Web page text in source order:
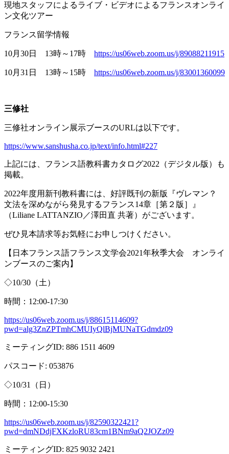
現地スタッフによるライブ・ビデオによるフランスオンライ
ン文化ツアー
フランス留学情報
10月 30日 13時～ 17時 https://us06web.zoom.us/j/89088211915
10月 31 日 13時～ 15時 https://us06web.zoom.us/j/83001360099
三修社
三修社オンライン展示ブースのURLは以下です。
https://www.sanshusha.co.jp/text/info.html#227
上記には、フランス語教科書カタログ2022 （デジタル版）も
掲載。
2022年度用新刊教科書には、好評既刊の新版『ヴレマン？
文法を深めながら発見するフランス14章［第２版］』
（Liliane LATTANZIO ／澤田直 共著）がございます。
ぜひ見本請求等お気軽にお申しつけください。
【日本フランス語フランス文学会2021年秋季大会 オンライ
ンブースのご案内】
◇10/30 （土）
時間： 12:00-17:30
https://us06web.zoom.us/j/88615114609?
pwd=alg3ZnZPTmhCMUIyQlBjMUNaTGdmdz09
ミーティングID: 886 1511 4609
パスコード: 053876
◇10/31 （日）
時間： 12:00-15:30
https://us06web.zoom.us/j/82590322421?
pwd=dmNDdjFXKzloRU83cm1BNm9aQ2JOZz09
ミーティングID: 825 9032 2421